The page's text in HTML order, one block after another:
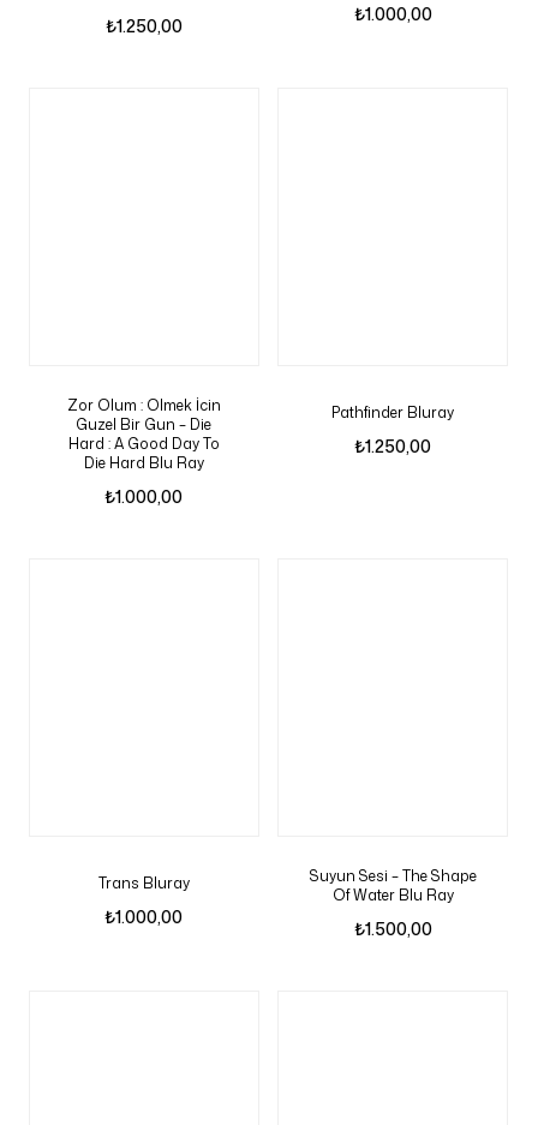
₺1.250,00
₺1.000,00
Zor Olum : Olmek İcin
Guzel Bir Gun – Die
Hard : A Good Day To
Die Hard Blu Ray
₺1.000,00
Pathfinder Bluray
₺1.250,00
Trans Bluray
₺1.000,00
Suyun Sesi – The Shape
Of Water Blu Ray
₺1.500,00